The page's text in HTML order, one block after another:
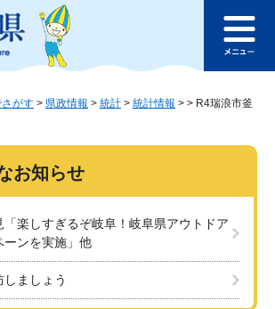
このページの本文へ
ュ
がす > 県政情報 > 統計 > 統計情報 > > R4瑞浪市釜
お知らせ
「楽しすぎるぞ岐阜！岐阜県アウトドア
ーンを実施」他
ましょう